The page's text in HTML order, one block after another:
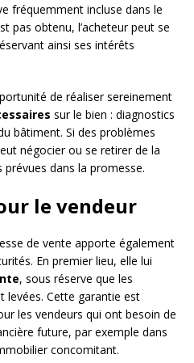
fréquemment incluse dans le
pas obtenu, l’acheteur peut se
ainsi ses intérêts
de réaliser sereinement
sur le bien : diagnostics
bâtiment. Si des problèmes
négocier ou se retirer de la
dans la promesse.
le vendeur
de vente apporte également
En premier lieu, elle lui
, sous réserve que les
levées. Cette garantie est
les vendeurs qui ont besoin de
future, par exemple dans
concomitant.